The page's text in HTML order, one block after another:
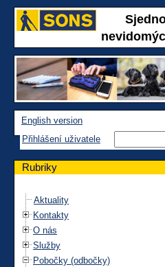
English version
Přihlášení uživatele
Rubriky
Aktuality
Kontakty
O nás
Služby
Pobočky (odbočky)